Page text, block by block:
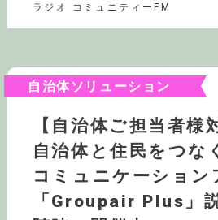
ラジオ コミュニティーFM
自治体ソリューション
【自治体ご担当者様
自治体と住民をつな
コミュニケーション
「Groupair Plus」